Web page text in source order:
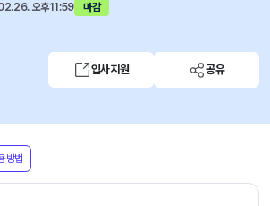
오후11:59
마감
입사지원 공유
방법